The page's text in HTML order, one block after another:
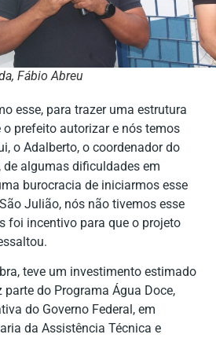
Fábio Abreu
esse, para trazer uma estrutura
o prefeito autorizar e nós temos
o Adalberto, o coordenador do
de algumas dificuldades em
burocracia de iniciarmos esse
Julião, nós não tivemos esse
foi incentivo para que o projeto
teve um investimento estimado
do Programa Água Doce,
do Governo Federal, em
da Assistência Técnica e